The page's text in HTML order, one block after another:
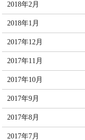
2018年2月
2018年1月
2017年12月
2017年11月
2017年10月
2017年9月
2017年8月
2017年7月